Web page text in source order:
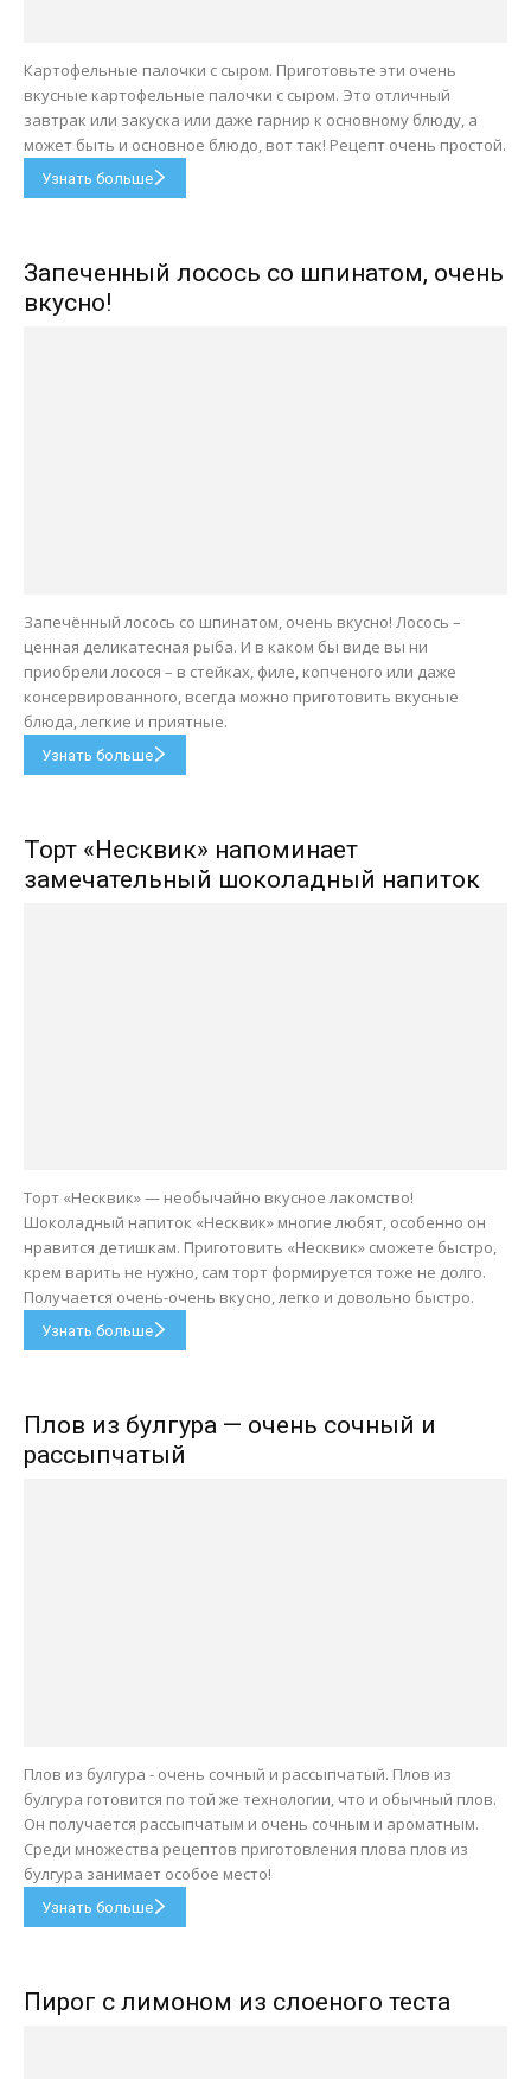
Картофельные палочки с сыром. Приготовьте эти очень
вкусные картофельные палочки с сыром. Это отличный
завтрак или закуска или даже гарнир к основному блюду, а
может быть и основное блюдо, вот так! Рецепт очень простой.
Узнать больше
Запеченный лосось со шпинатом, очень
вкусно!
Запечённый лосось со шпинатом, очень вкусно! Лосось –
ценная деликатесная рыба. И в каком бы виде вы ни
приобрели лосося – в стейках, филе, копченого или даже
консервированного, всегда можно приготовить вкусные
блюда, легкие и приятные.
Узнать больше
Торт «Несквик» напоминает
замечательный шоколадный напиток
Торт «Несквик» — необычайно вкусное лакомство!
Шоколадный напиток «Несквик» многие любят, особенно он
нравится детишкам. Приготовить «Несквик» сможете быстро,
крем варить не нужно, сам торт формируется тоже не долго.
Получается очень-очень вкусно, легко и довольно быстро.
Узнать больше
Плов из булгура — очень сочный и
рассыпчатый
Плов из булгура - очень сочный и рассыпчатый. Плов из
булгура готовится по той же технологии, что и обычный плов.
Он получается рассыпчатым и очень сочным и ароматным.
Среди множества рецептов приготовления плова плов из
булгура занимает особое место!
Узнать больше
Пирог с лимоном из слоеного теста